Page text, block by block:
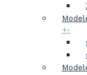
+-